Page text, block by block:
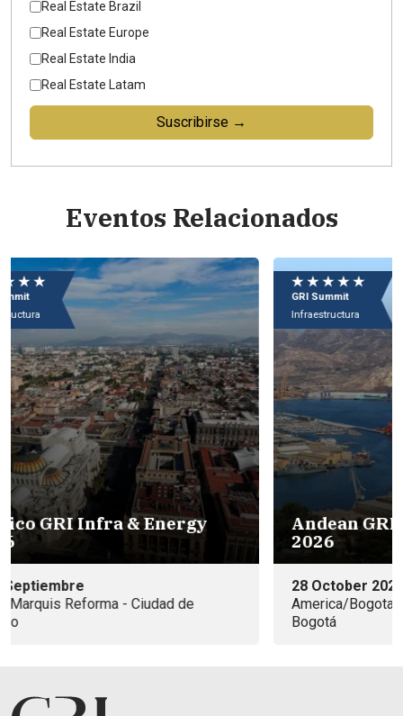
Real Estate Brazil
Real Estate Europe
Real Estate India
Real Estate Latam
Suscribirse →
Eventos Relacionados
★ ★ ★ ★ ★
GRI Summit
Infraestructura
Andean GRI Infra & Energy
28 October 2026
America/Bogota
★